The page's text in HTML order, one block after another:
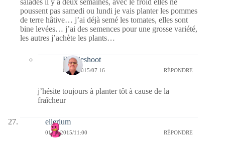
poussent pas samedi ou lundi je vais planter les pommes
de terre hâtive… j’ai déjà semé les tomates, elles sont
bine levées… j’ai des semences pour une grosse variété,
les autres j’achète les plants…
Bernieshoot
04/04/2015/07:16 RÉPONDRE
j’hésite toujours à planter tôt à cause de la
fraîcheur
ellerium
01/04/2015/11:00 RÉPONDRE